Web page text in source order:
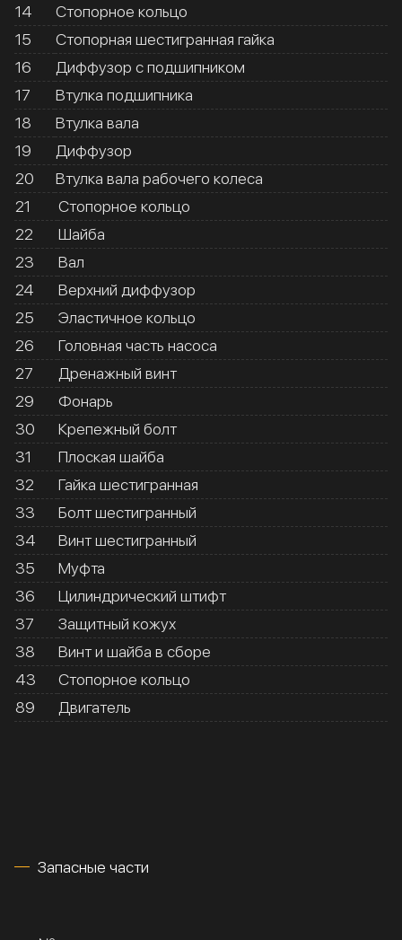
14
Стопорное кольцо
15
Стопорная шестигранная гайка
16
Диффузор с подшипником
17
Втулка подшипника
18
Втулка вала
19
Диффузор
20
Втулка вала рабочего колеса
21
Стопорное кольцо
22
Шайба
23
Вал
24
Верхний диффузор
25
Эластичное кольцо
26
Головная часть насоса
27
Дренажный винт
29
Фонарь
30
Крепежный болт
31
Плоская шайба
32
Гайка шестигранная
33
Болт шестигранный
34
Винт шестигранный
35
Муфта
36
Цилиндрический штифт
37
Защитный кожух
38
Винт и шайба в сборе
43
Стопорное кольцо
89
Двигатель
Запасные части